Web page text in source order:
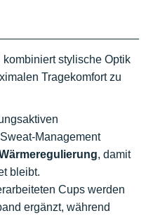
kombiniert stylische Optik
Tragekomfort zu
Management
, damit
bleibt.
Cups werden
ergänzt, während